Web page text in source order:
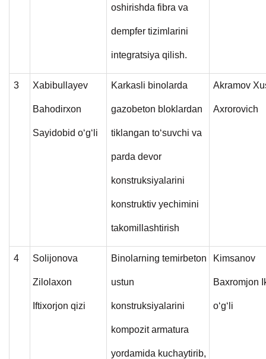
oshirishda fibra va
dempfer tizimlarini
integratsiya qilish.
3 Xabibullayev
Bahodirxon
Sayidobid o‘g‘li
Karkasli binolarda
gazobeton bloklardan
tiklangan to‘suvchi va
parda devor
konstruksiyalarini
konstruktiv yechimini
takomillashtirish
Akramov
Axrorovich
4 Solijonova
Zilolaxon
Iftixorjon qizi
Binolarning temirbeton
ustun
konstruksiyalarini
kompozit armatura
yordamida kuchaytirib,
Kimsanov
Baxromjon
o‘g‘li